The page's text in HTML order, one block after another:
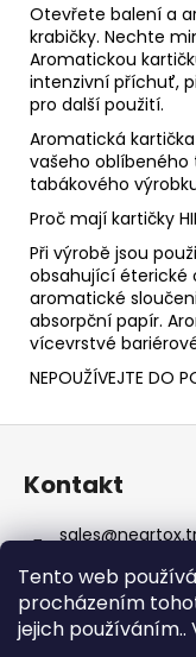
Tento web
procházením
jejich
Otevřete balení a
krabičky. Nechte
Aromatickou
intenzivní příchuť,
pro další použití.
Aromatická
vašeho
tabákového
Proč mají kartičky
Při výrobě jsou
obsahující éterické
aromatické
absorpční papír.
vícevrstvé
NEPOUŽÍVEJTE DO
Z
a
t
Kontakt
sales@
@wigzzart